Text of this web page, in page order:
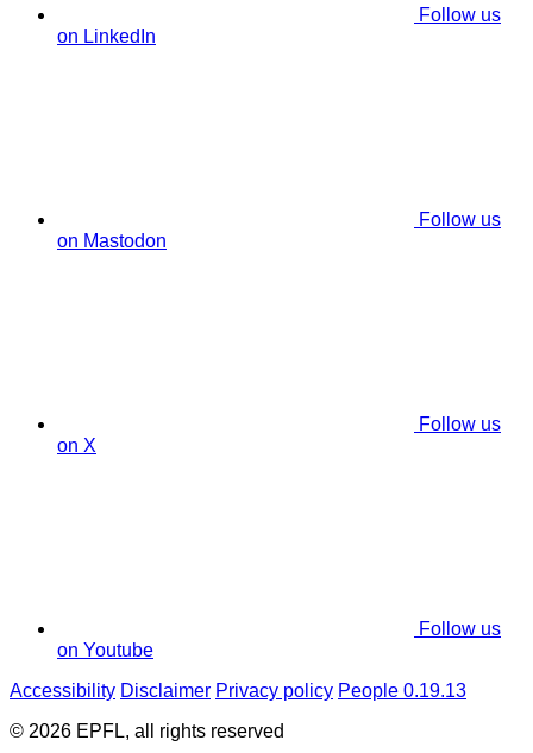
Follow us
on LinkedIn
Follow us
on Mastodon
Follow us
on X
Follow us
on Youtube
Accessibility Disclaimer Privacy policy People 0.19.13
© 2026 EPFL, all rights reserved